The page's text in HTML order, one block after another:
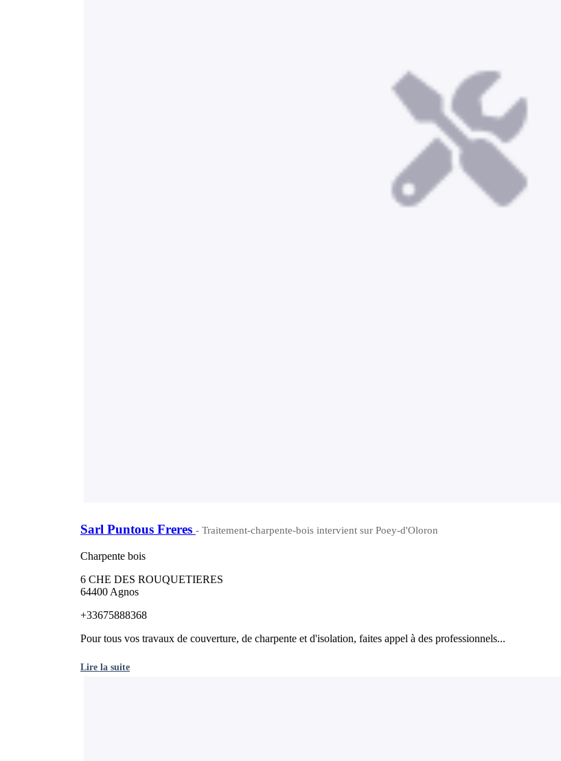
Sarl Puntous Freres - Traitement-charpente-bois intervient sur Poey-d'Oloron
Charpente bois
6 CHE DES ROUQUETIERES
64400 Agnos
+33675888368
Pour tous vos travaux de couverture, de charpente et d'isolation, faites appel à des professionnels...
Lire la suite